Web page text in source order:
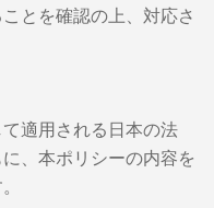
とを確認の上、対応さ
適用される日本の法
、本ポリシーの内容を